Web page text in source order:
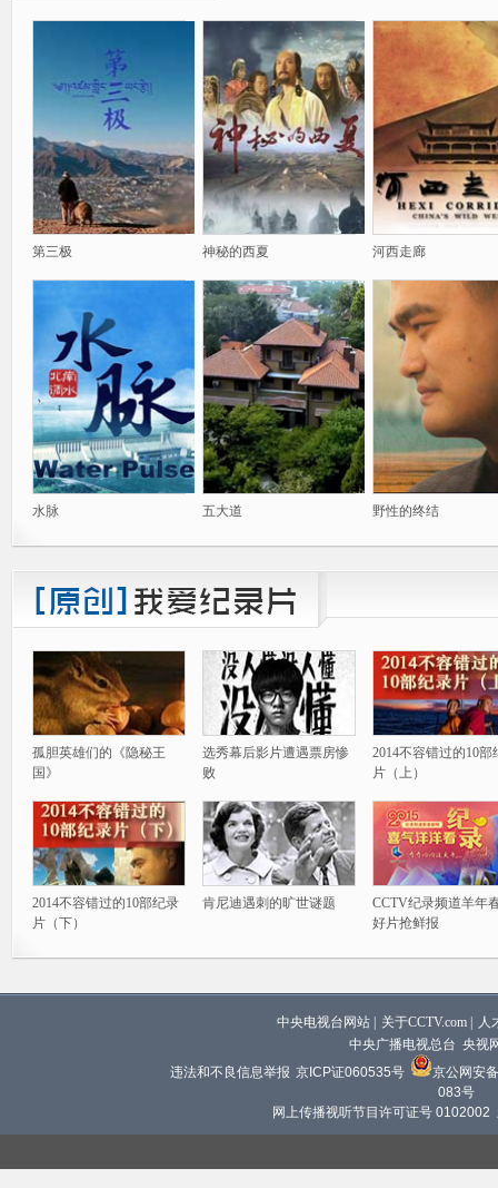
第三极 神秘的西夏 河西走廊
水脉 五大道 野性的终结
孤胆英雄们的《隐秘王
国》
选秀幕后影片遭遇票房惨
败
2014不容错过的10部
片（上）
2014不容错过的10部纪录
片（下）
肯尼迪遇刺的旷世谜题
CCTV纪录频道羊年
好片抢鲜报
中央电视台网站 关于CCTV.com
人
中央广播电视总台 央视
违法和不良信息举报 京ICP证060535号
京公网安
083号
网上传播视听节目许可证号